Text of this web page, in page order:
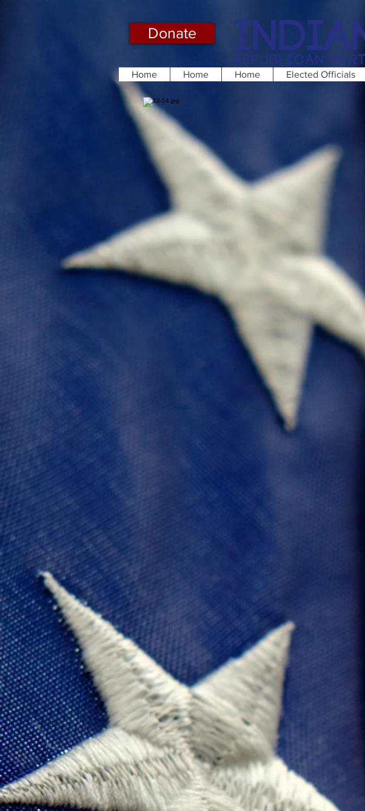
Donate
Home Home Home Elected Officials